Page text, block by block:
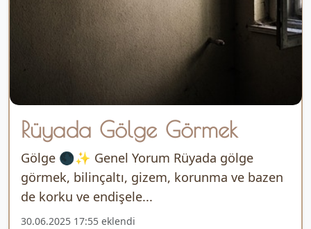
Rüyada Gölge Görmek
Gölge 🌑✨ Genel Yorum Rüyada gölge
görmek, bilinçaltı, gizem, korunma ve bazen
de korku ve endişele...
30.06.2025 17:55 eklendi